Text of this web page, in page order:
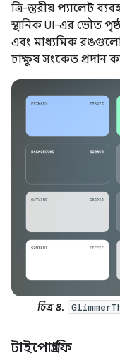
ত্রি-স্তরীয় প্যালেট
স্থানিক UI-এর ভৌত
এবং মাধ্যমিক রঙগুলো
চাক্ষুষ সংকেত প্রদান
চিত্র ৪.
টাইপোগ্রাফি